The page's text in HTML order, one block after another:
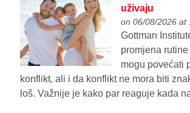
uživaju
on 06/08/2026 at
Gottman
promjena
mogu povećati
konflikt, ali i da konflikt ne mora biti
loš. Važnije je kako par reaguje kada